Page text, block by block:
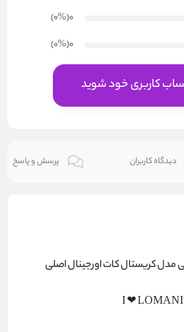
0(۰%
)
0(۰%
)
کاربری خود شوید
دیدگاه کاربران پرسش و پاسخ
مدل کریستال کات اورجینال اصلی
I ❤ LOMANI